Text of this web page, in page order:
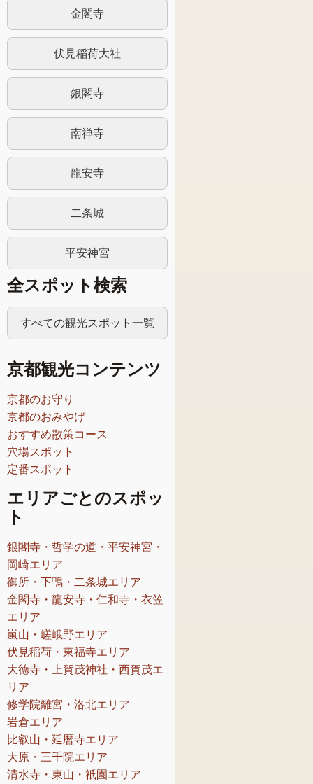
金閣寺
伏見稲荷大社
銀閣寺
南禅寺
龍安寺
二条城
平安神宮
全スポット検索
すべての観光スポット一覧
京都観光コンテンツ
京都のお守り
京都のおみやげ
おすすめ散策コース
穴場スポット
定番スポット
エリアごとのスポッ
ト
銀閣寺・哲学の道・平安神宮・
岡崎エリア
御所・下鴨・二条城エリア
金閣寺・龍安寺・仁和寺・衣笠
エリア
嵐山・嵯峨野エリア
伏見稲荷・東福寺エリア
大徳寺・上賀茂神社・西賀茂エ
リア
修学院離宮・洛北エリア
岩倉エリア
比叡山・延暦寺エリア
大原・三千院エリア
清水寺・東山・祇園エリア